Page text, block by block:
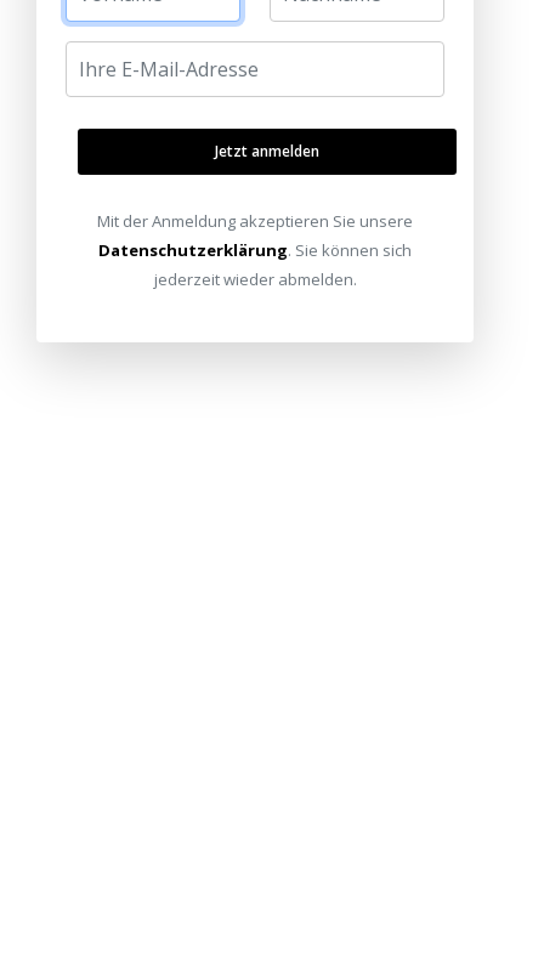
Jetzt anmelden
Mit der Anmeldung akzeptieren Sie unsere
Datenschutzerklärung. Sie können sich
jederzeit wieder abmelden.